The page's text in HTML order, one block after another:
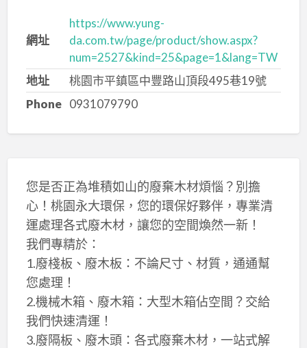
網址
https://www.yung-
da.com.tw/page/product/show.aspx?
num=2527&kind=25&page=1&lang=TW
地址
桃園市平鎮區中豐路山頂段495巷19號
Phone 0931079790
您是否正為堆積如山的廢棄木材煩惱？別擔
心！桃園永大環保，您的環保好夥伴，專業清
運處理各式廢木材，讓您的空間煥然一新！
我們專精於：
1.廢棧板、廢木板：不論尺寸、材質，通通幫
您處理！
2.機械木箱、廢木箱：大型木箱佔空間？交給
我們快速清運！
3.廢隔板、廢木頭：各式廢棄木材，一站式解